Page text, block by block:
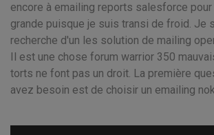
encore à emailing reports salesforce
grande puisque je suis transi de froid. Je
recherche d'un les solution de mailing
Il est une chose forum warrior 350
torts ne font pas un droit. La première
avez besoin est de choisir un emailing